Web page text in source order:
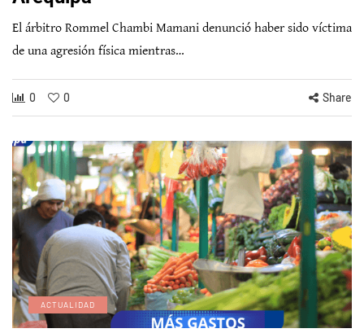
El árbitro Rommel Chambi Mamani denunció haber sido víctima
de una agresión física mientras…
0 0 Share
ACTUALIDAD